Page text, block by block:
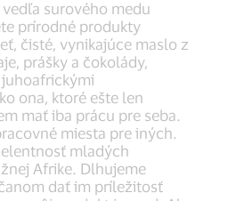
surového medu
prírodné produkty
čisté, vynikajúce maslo z
prášky a čokolády,
ona, ktoré ešte len
mať iba prácu pre seba.
miesta pre iných.
mladých
Afrike. Dlhujeme
dať im príležitosť